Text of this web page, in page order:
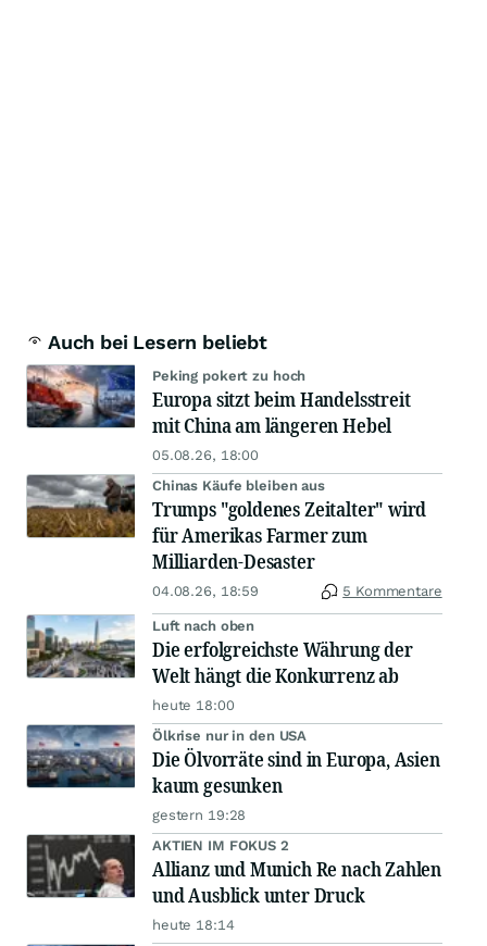
Auch bei Lesern beliebt
Peking pokert zu hoch
Europa sitzt beim Handelsstreit
mit China am längeren Hebel
05.08.26, 18:00
Chinas Käufe bleiben aus
Trumps "goldenes Zeitalter" wird
für Amerikas Farmer zum
Milliarden-Desaster
04.08.26, 18:59 5 Kommentare
Luft nach oben
Die erfolgreichste Währung der
Welt hängt die Konkurrenz ab
heute 18:00
Ölkrise nur in den USA
Die Ölvorräte sind in Europa, Asien
kaum gesunken
gestern 19:28
AKTIEN IM FOKUS 2
Allianz und Munich Re nach Zahlen
und Ausblick unter Druck
heute 18:14